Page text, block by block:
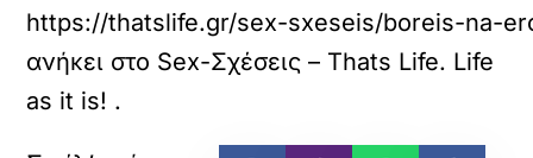
https://thatslife.gr/sex-sxeseis/boreis-na-
ανήκει στο Sex-Σχέσεις – Thats Life. Life
as it is! .